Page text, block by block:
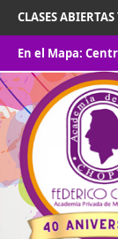
CLASES
En el Mapa: